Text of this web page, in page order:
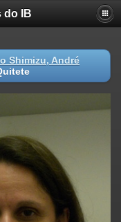
do IB
Shimizu, André